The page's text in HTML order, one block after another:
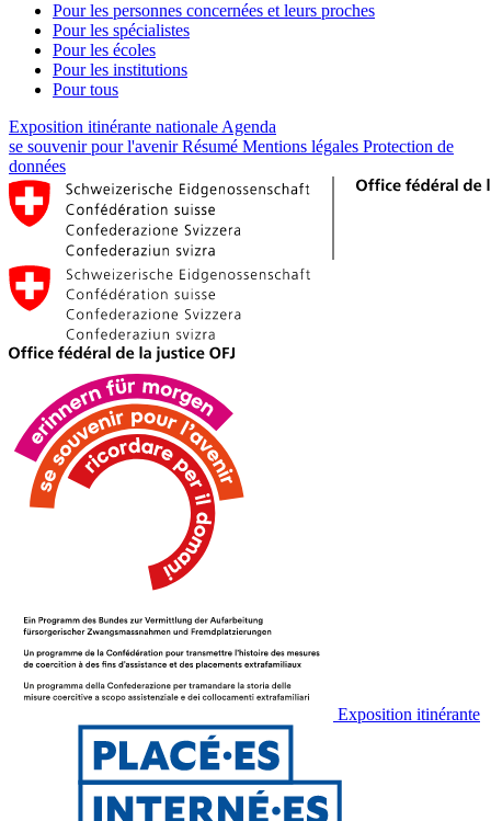
Pour les personnes concernées et leurs proches
Pour les spécialistes
Pour les écoles
Pour les institutions
Pour tous
Exposition itinérante nationale Agenda
se souvenir pour l'avenirRésumé Mentions légales Protection de
données
Exposition itinérante